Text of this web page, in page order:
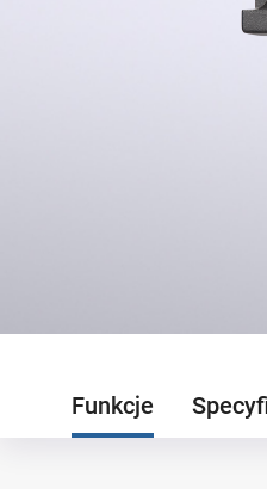
Funkcje